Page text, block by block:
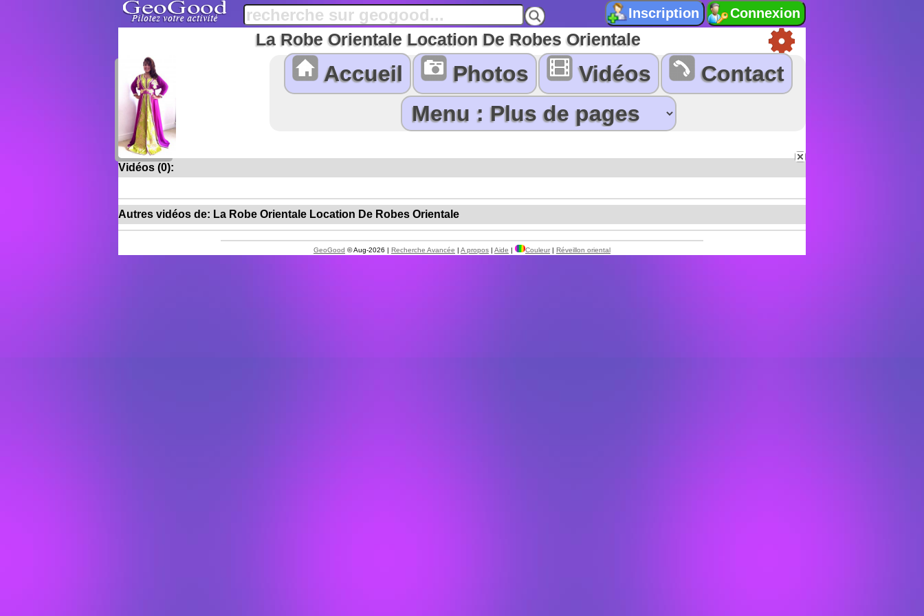
La Robe Orientale Location De Robes Orientale
Accueil Photos Vidéos Contact
Vidéos (0):
Autres vidéos de: La Robe Orientale Location De Robes Orientale
GeoGood © Aug-2026 | Recherche Avancée | A propos | Aide | Couleur | Réveillon oriental